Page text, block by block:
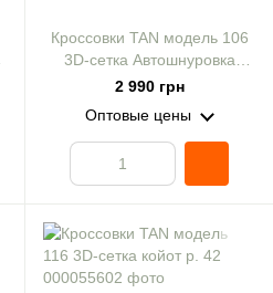
Кроссовки TAN модель 106
3D-сетка Автошнуровка
олива р. 42
2 990 грн
Оптовые цены